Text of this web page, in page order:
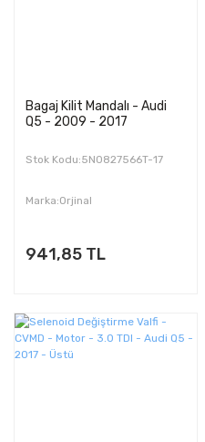
Bagaj Kilit Mandalı - Audi
Q5 - 2009 - 2017
Stok Kodu:5N0827566T-17
Marka:Orjinal
941,85 TL